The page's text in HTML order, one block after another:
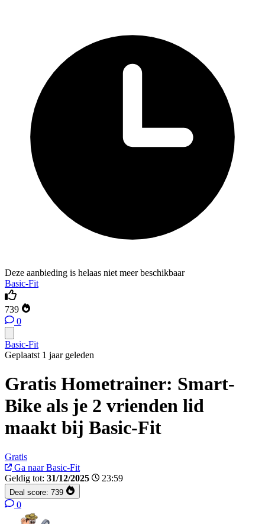
Deze aanbieding is helaas niet meer beschikbaar
Basic-Fit
739
0
Basic-Fit
Geplaatst 1 jaar geleden
Gratis Hometrainer: Smart-
Bike als je 2 vrienden lid
maakt bij Basic-Fit
Gratis
Ga naar Basic-Fit
Geldig tot: 31/12/2025 23:59
Deal score: 739
0